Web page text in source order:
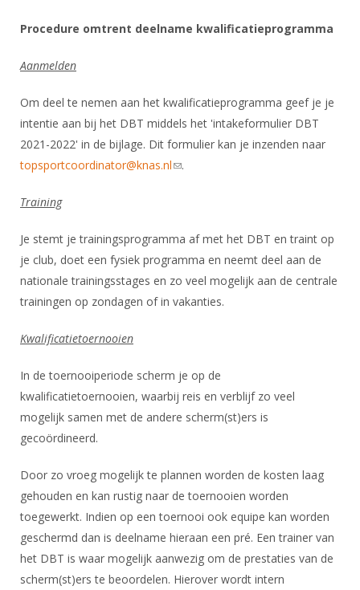
Procedure omtrent deelname kwalificatieprogramma
Aanmelden
Om deel te nemen aan het kwalificatieprogramma geef je je
intentie aan bij het DBT middels het 'intakeformulier DBT
2021-2022' in de bijlage. Dit formulier kan je inzenden naar
topsportcoordinator@knas.nl(link sends e-mail)
.
Training
Je stemt je trainingsprogramma af met het DBT en traint op
je club, doet een fysiek programma en neemt deel aan de
nationale trainingsstages en zo veel mogelijk aan de centrale
trainingen op zondagen of in vakanties.
Kwalificatietoernooien
In de toernooiperiode scherm je op de
kwalificatietoernooien, waarbij reis en verblijf zo veel
mogelijk samen met de andere scherm(st)ers is
gecoördineerd.
Door zo vroeg mogelijk te plannen worden de kosten laag
gehouden en kan rustig naar de toernooien worden
toegewerkt. Indien op een toernooi ook equipe kan worden
geschermd dan is deelname hieraan een pré. Een trainer van
het DBT is waar mogelijk aanwezig om de prestaties van de
scherm(st)ers te beoordelen. Hierover wordt intern